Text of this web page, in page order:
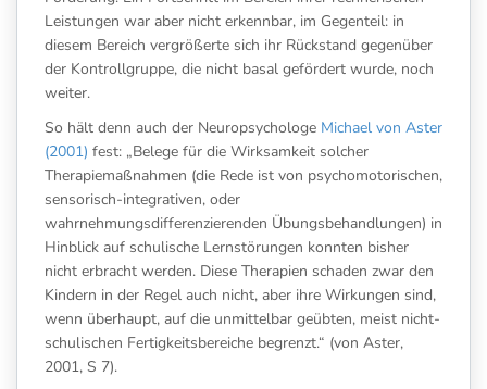
Leistungen war aber nicht erkennbar, im Gegenteil: in
diesem Bereich vergrößerte sich ihr Rückstand gegenüber
der Kontrollgruppe, die nicht basal gefördert wurde, noch
weiter.
So hält denn auch der Neuropsychologe Michael von Aster
(2001) fest: „Belege für die Wirksamkeit solcher
Therapiemaßnahmen (die Rede ist von psychomotorischen,
sensorisch-integrativen, oder
wahrnehmungsdifferenzierenden Übungsbehandlungen) in
Hinblick auf schulische Lernstörungen konnten bisher
nicht erbracht werden. Diese Therapien schaden zwar den
Kindern in der Regel auch nicht, aber ihre Wirkungen sind,
wenn überhaupt, auf die unmittelbar geübten, meist nicht-
schulischen Fertigkeitsbereiche begrenzt.“ (von Aster,
2001, S 7).